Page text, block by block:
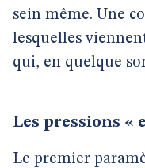
sein même. Une
lesquelles
qui, en quelque
Les pressions «
Le premier